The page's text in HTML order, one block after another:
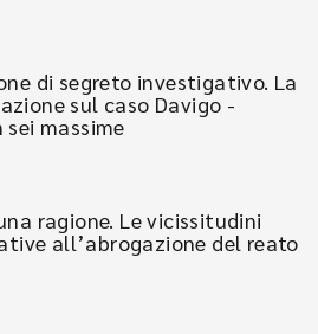
di segreto investigativo. La
sul caso Davigo -
massime
ragione. Le vicissitudini
all’abrogazione del reato